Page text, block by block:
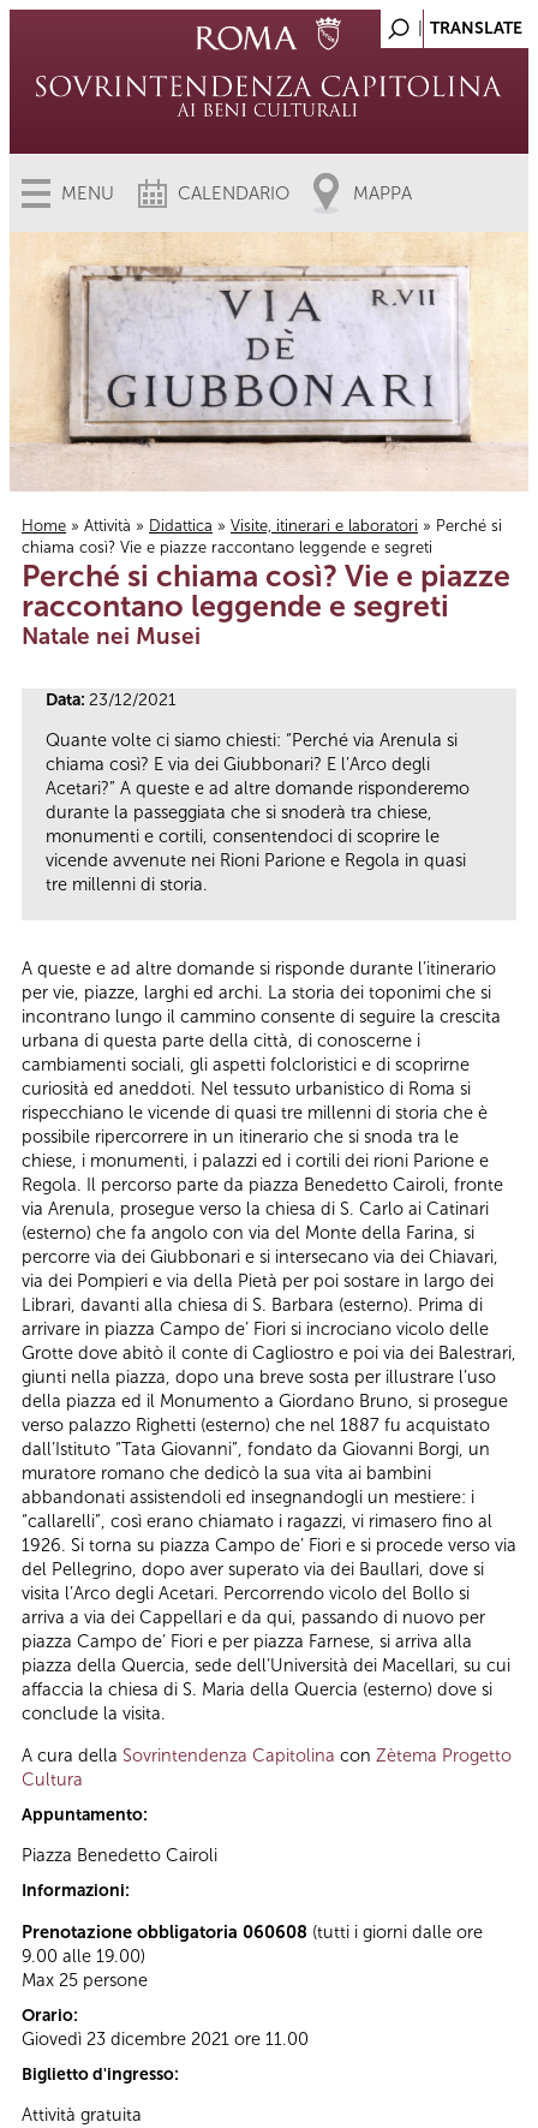
MENU CALENDARIO MAPPA
Tu sei qui
Home » Attività » Didattica » Visite, itinerari e laboratori » Perché si
chiama così? Vie e piazze raccontano leggende e segreti
Perché si chiama così? Vie e piazze
raccontano leggende e segreti
Natale nei Musei
Data: 23/12/2021
Quante volte ci siamo chiesti: “Perché via Arenula si
chiama così? E via dei Giubbonari? E l’Arco degli
Acetari?” A queste e ad altre domande risponderemo
durante la passeggiata che si snoderà tra chiese,
monumenti e cortili, consentendoci di scoprire le
vicende avvenute nei Rioni Parione e Regola in quasi
tre millenni di storia.
A queste e ad altre domande si risponde durante l’itinerario
per vie, piazze, larghi ed archi. La storia dei toponimi che si
incontrano lungo il cammino consente di seguire la crescita
urbana di questa parte della città, di conoscerne i
cambiamenti sociali, gli aspetti folcloristici e di scoprirne
curiosità ed aneddoti. Nel tessuto urbanistico di Roma si
rispecchiano le vicende di quasi tre millenni di storia che è
possibile ripercorrere in un itinerario che si snoda tra le
chiese, i monumenti, i palazzi ed i cortili dei rioni Parione e
Regola. Il percorso parte da piazza Benedetto Cairoli, fronte
via Arenula, prosegue verso la chiesa di S. Carlo ai Catinari
(esterno) che fa angolo con via del Monte della Farina, si
percorre via dei Giubbonari e si intersecano via dei Chiavari,
via dei Pompieri e via della Pietà per poi sostare in largo dei
Librari, davanti alla chiesa di S. Barbara (esterno). Prima di
arrivare in piazza Campo de’ Fiori si incrociano vicolo delle
Grotte dove abitò il conte di Cagliostro e poi via dei Balestrari,
giunti nella piazza, dopo una breve sosta per illustrare l’uso
della piazza ed il Monumento a Giordano Bruno, si prosegue
verso palazzo Righetti (esterno) che nel 1887 fu acquistato
dall’Istituto “Tata Giovanni”, fondato da Giovanni Borgi, un
muratore romano che dedicò la sua vita ai bambini
abbandonati assistendoli ed insegnandogli un mestiere: i
“callarelli”, così erano chiamato i ragazzi, vi rimasero fino al
1926. Si torna su piazza Campo de’ Fiori e si procede verso via
del Pellegrino, dopo aver superato via dei Baullari, dove si
visita l’Arco degli Acetari. Percorrendo vicolo del Bollo si
arriva a via dei Cappellari e da qui, passando di nuovo per
piazza Campo de’ Fiori e per piazza Farnese, si arriva alla
piazza della Quercia, sede dell’Università dei Macellari, su cui
affaccia la chiesa di S. Maria della Quercia (esterno) dove si
conclude la visita.
A cura della Sovrintendenza Capitolina con Zètema Progetto
Cultura
Appuntamento:
Piazza Benedetto Cairoli
Informazioni:
Prenotazione obbligatoria 060608 (tutti i giorni dalle ore
9.00 alle 19.00)
Max 25 persone
Orario:
Giovedì 23 dicembre 2021 ore 11.00
Biglietto d'ingresso:
Attività gratuita